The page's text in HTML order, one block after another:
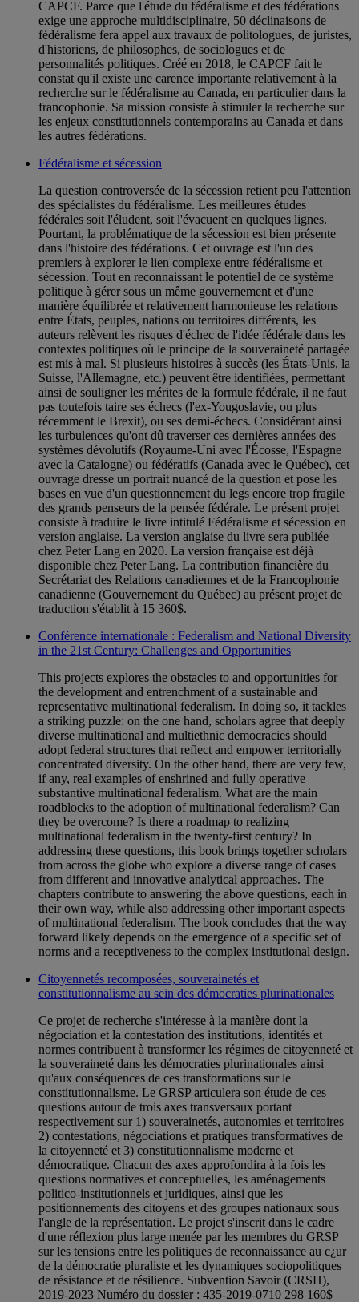
CAPCF. Parce que l'étude du fédéralisme et des fédérations
exige une approche multidisciplinaire, 50 déclinaisons de
fédéralisme fera appel aux travaux de politologues, de juristes,
d'historiens, de philosophes, de sociologues et de
personnalités politiques. Créé en 2018, le CAPCF fait le
constat qu'il existe une carence importante relativement à la
recherche sur le fédéralisme au Canada, en particulier dans la
francophonie. Sa mission consiste à stimuler la recherche sur
les enjeux constitutionnels contemporains au Canada et dans
les autres fédérations.
Fédéralisme et sécession
La question controversée de la sécession retient peu l'attention
des spécialistes du fédéralisme. Les meilleures études
fédérales soit l'éludent, soit l'évacuent en quelques lignes.
Pourtant, la problématique de la sécession est bien présente
dans l'histoire des fédérations. Cet ouvrage est l'un des
premiers à explorer le lien complexe entre fédéralisme et
sécession. Tout en reconnaissant le potentiel de ce système
politique à gérer sous un même gouvernement et d'une
manière équilibrée et relativement harmonieuse les relations
entre États, peuples, nations ou territoires différents, les
auteurs relèvent les risques d'échec de l'idée fédérale dans les
contextes politiques où le principe de la souveraineté partagée
est mis à mal. Si plusieurs histoires à succès (les États-Unis, la
Suisse, l'Allemagne, etc.) peuvent être identifiées, permettant
ainsi de souligner les mérites de la formule fédérale, il ne faut
pas toutefois taire ses échecs (l'ex-Yougoslavie, ou plus
récemment le Brexit), ou ses demi-échecs. Considérant ainsi
les turbulences qu'ont dû traverser ces dernières années des
systèmes dévolutifs (Royaume-Uni avec l'Écosse, l'Espagne
avec la Catalogne) ou fédératifs (Canada avec le Québec), cet
ouvrage dresse un portrait nuancé de la question et pose les
bases en vue d'un questionnement du legs encore trop fragile
des grands penseurs de la pensée fédérale. Le présent projet
consiste à traduire le livre intitulé Fédéralisme et sécession en
version anglaise. La version anglaise du livre sera publiée
chez Peter Lang en 2020. La version française est déjà
disponible chez Peter Lang. La contribution financière du
Secrétariat des Relations canadiennes et de la Francophonie
canadienne (Gouvernement du Québec) au présent projet de
traduction s'établit à 15 360$.
Conférence internationale : Federalism and National Diversity
in the 21st Century: Challenges and Opportunities
This projects explores the obstacles to and opportunities for
the development and entrenchment of a sustainable and
representative multinational federalism. In doing so, it tackles
a striking puzzle: on the one hand, scholars agree that deeply
diverse multinational and multiethnic democracies should
adopt federal structures that reflect and empower territorially
concentrated diversity. On the other hand, there are very few,
if any, real examples of enshrined and fully operative
substantive multinational federalism. What are the main
roadblocks to the adoption of multinational federalism? Can
they be overcome? Is there a roadmap to realizing
multinational federalism in the twenty-first century? In
addressing these questions, this book brings together scholars
from across the globe who explore a diverse range of cases
from different and innovative analytical approaches. The
chapters contribute to answering the above questions, each in
their own way, while also addressing other important aspects
of multinational federalism. The book concludes that the way
forward likely depends on the emergence of a specific set of
norms and a receptiveness to the complex institutional design.
Citoyennetés recomposées, souverainetés et
constitutionnalisme au sein des démocraties plurinationales
Ce projet de recherche s'intéresse à la manière dont la
négociation et la contestation des institutions, identités et
normes contribuent à transformer les régimes de citoyenneté et
la souveraineté dans les démocraties plurinationales ainsi
qu'aux conséquences de ces transformations sur le
constitutionnalisme. Le GRSP articulera son étude de ces
questions autour de trois axes transversaux portant
respectivement sur 1) souverainetés, autonomies et territoires
2) contestations, négociations et pratiques transformatives de
la citoyenneté et 3) constitutionnalisme moderne et
démocratique. Chacun des axes approfondira à la fois les
questions normatives et conceptuelles, les aménagements
politico-institutionnels et juridiques, ainsi que les
positionnements des citoyens et des groupes nationaux sous
l'angle de la représentation. Le projet s'inscrit dans le cadre
d'une réflexion plus large menée par les membres du GRSP
sur les tensions entre les politiques de reconnaissance au c¿ur
de la démocratie pluraliste et les dynamiques sociopolitiques
de résistance et de résilience. Subvention Savoir (CRSH),
2019-2023 Numéro du dossier : 435-2019-0710 298 160$